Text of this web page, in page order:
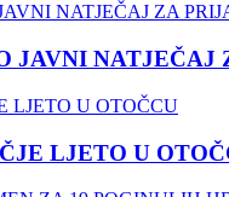
JAVNI
LJETO U